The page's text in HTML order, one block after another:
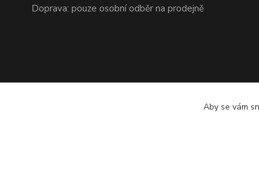
Doprava: pouze osobní odběr na prodejně
Aby se vám